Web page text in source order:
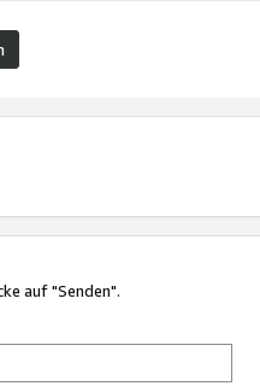
auf "Senden".